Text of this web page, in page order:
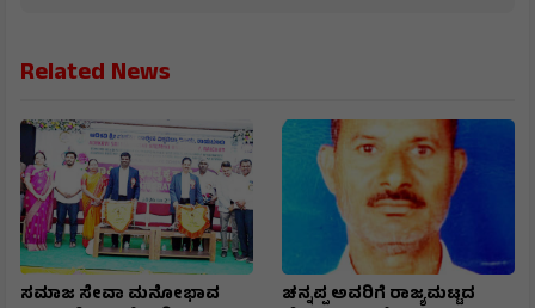
Related News
ಸಮಾಜ ಸೇವಾ ಮನೋಭಾವ
ಚನ್ನಪ್ಪ ಅವರಿಗೆ ರಾಜ್ಯಮಟ್ಟದ